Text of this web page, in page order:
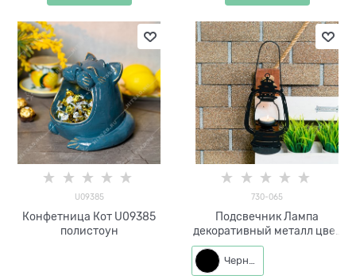
U09385
Конфетница Кот U09385
полистоун
730-065
Подсвечник Лампа
декоративный металл цвет
черный
Черный